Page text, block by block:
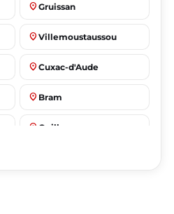
place Gruissan
place Villemoustaussou
place Cuxac-d'Aude
place Bram
place Quillan